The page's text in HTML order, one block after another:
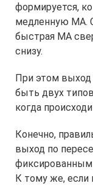
формируется,
медленную МА.
быстрая МА
снизу.
При этом выход
быть двух
когда
Конечно,
выход по
К тому же, если